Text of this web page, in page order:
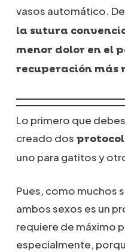
vasos automático.
la sutura
menor dolor en el
recuperación más
Lo primero que
creado dos
uno para gatitos y
Pues, como muchos
ambos sexos es un
requiere de máximo
especialmente,